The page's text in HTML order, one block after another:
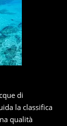
di
la classifica
qualità